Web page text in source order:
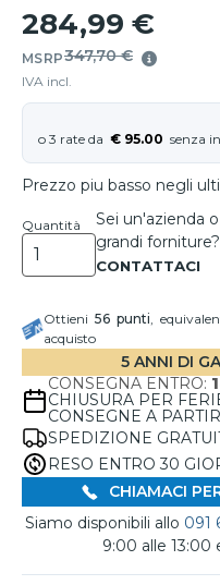
284,99 €
MSRP347,70 €
IVA incl.
€ 95.00
Prezzo piu basso negli
Quantità
Sei un'azienda
grandi forniture?
Ottieni 56punti,
acquisto
5 ANNI DI
CONSEGNA ENTRO:
CHIUSURA PER
CONSEGNE A
SPEDIZIONE
RESO ENTRO 30
CHIAMACI
Siamo disponibili allo 091
9:00 alle 13:00